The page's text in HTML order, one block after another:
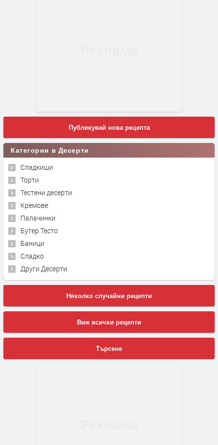
Публикувай нова рецепта
Категории в Десерти
Сладкиши
Торти
Тестени десерти
Кремове
Палачинки
Бутер Тесто
Баници
Сладко
Други Десерти
Няколко случайни рецепти
Виж всички рецепти
Търсене